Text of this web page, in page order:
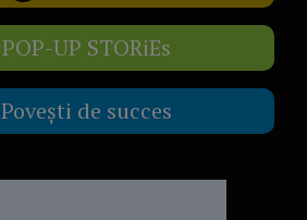
POP-UP STORiEs
Povești de succes